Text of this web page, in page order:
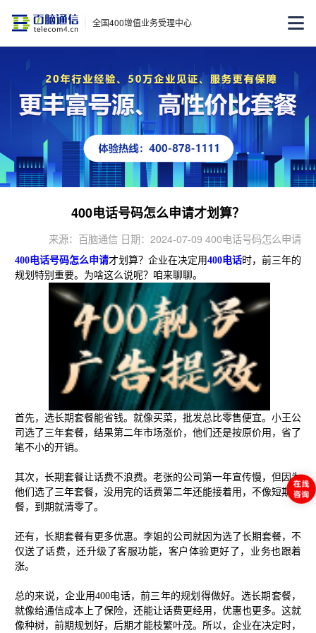
全国400增值业务受理中心
400电话号码怎么申请才划算？
来源：百脑通信 日期：2024-07-09 400电话号码怎么申请
400电话号码怎么申请才划算？企业在决定用400电话时，前三年的
规划特别重要。为啥这么说呢？咱来聊聊。
首先，选长期套餐能省钱。就像买菜，批发总比零售便宜。小王公
司选了三年套餐，结果第二年市场涨价，他们还是按原价用，省了
笔不小的开销。
其次，长期套餐让话费不浪费。老张的公司第一年宣传慢，但因为
他们选了三年套餐，没用完的话费第二年还能接着用，不像短期套
餐，到期就清零了。
还有，长期套餐有更多优惠。李姐的公司就因为选了长期套餐，不
仅送了话费，还升级了客服功能，客户体验更好了，业务也跟着
涨。
总的来说，企业用400电话，前三年的规划得做好。选长期套餐，
就像给通信成本上了保险，还能让话费更经用，优惠也更多。这就
像种树，前期规划好，后期才能枝繁叶茂。所以，企业在决定时，